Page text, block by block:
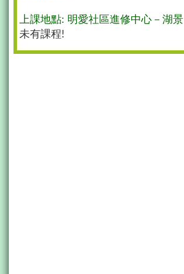
上課地點: 明愛社區進修中心－湖景
未有課程!